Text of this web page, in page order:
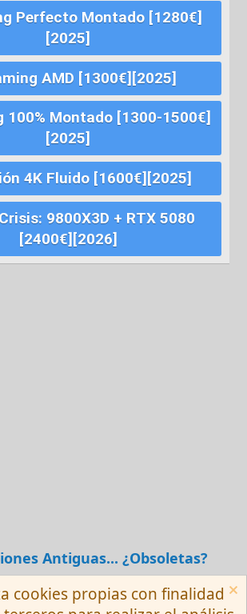
Perfecto Montado [1280€]
[2025]
AMD [1300€][2025]
100% Montado [1300-1500€]
[2025]
4K Fluido [1600€][2025]
9800X3D + RTX 5080
[2400€][2026]
Antiguas... ¿Obsoletas?
Tu
cookies propias con finalidad